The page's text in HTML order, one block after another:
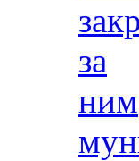
за
ним